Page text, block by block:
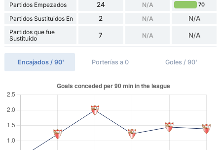
Partidos Empezados 24 N/A 70
Partidos Sustituidos En 2 N/A N/A
Partidos que fue
Sustituido
7 N/A N/A
Encajados / 90' Porterías a 0 Goles / 90'